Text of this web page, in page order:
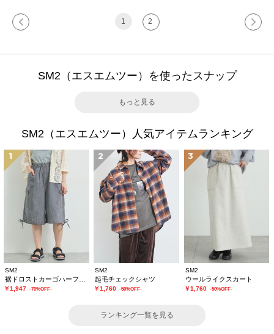
1 2
SM2（エスエムツー）を使ったスナップ
もっと見る
SM2（エスエムツー）人気アイテムランキング
1
SM2
￥1,947 -70%OFF-
2
SM2
起毛チェックシャツ
￥1,760 -50%OFF-
3
SM2
ウールライクスカート
￥1,760 -50%OFF-
ランキング一覧を見る